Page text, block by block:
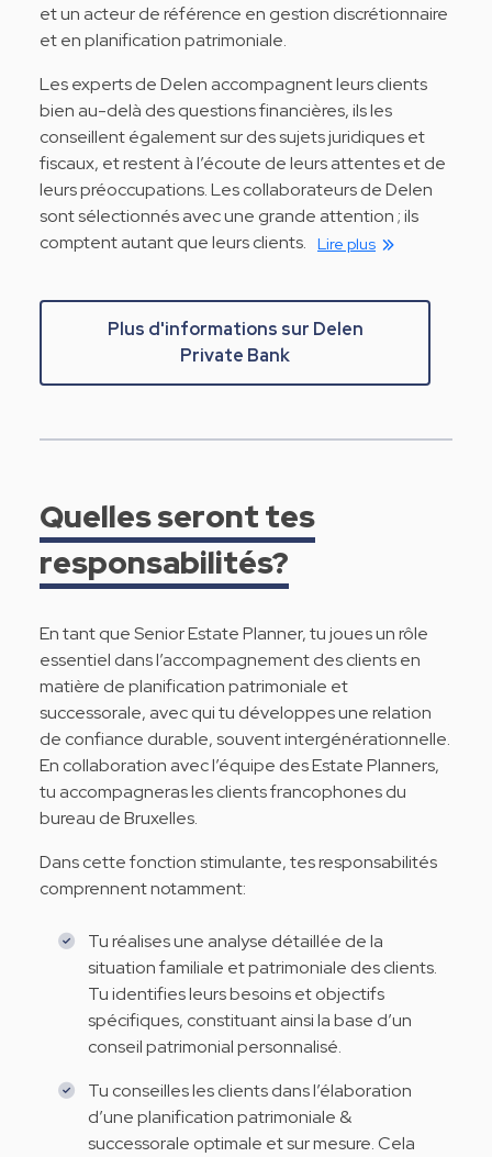
et un acteur de référence en gestion discrétionnaire
et en planification patrimoniale.
Les experts de Delen accompagnent leurs clients
bien au-delà des questions financières, ils les
conseillent également sur des sujets juridiques et
fiscaux, et restent à l’écoute de leurs attentes et de
leurs préoccupations. Les collaborateurs de Delen
sont sélectionnés avec une grande attention ; ils
comptent autant que leurs clients. Lire plus
Plus d'informations sur Delen
Private Bank
Quelles seront tes
responsabilités?
En tant que Senior Estate Planner, tu joues un rôle
essentiel dans l’accompagnement des clients en
matière de planification patrimoniale et
successorale, avec qui tu développes une relation
de confiance durable, souvent intergénérationnelle.
En collaboration avec l’équipe des Estate Planners,
tu accompagneras les clients francophones du
bureau de Bruxelles.
Dans cette fonction stimulante, tes responsabilités
comprennent notamment:
Tu réalises une analyse détaillée de la
situation familiale et patrimoniale des clients.
Tu identifies leurs besoins et objectifs
spécifiques, constituant ainsi la base d’un
conseil patrimonial personnalisé.
Tu conseilles les clients dans l’élaboration
d’une planification patrimoniale &
successorale optimale et sur mesure. Cela